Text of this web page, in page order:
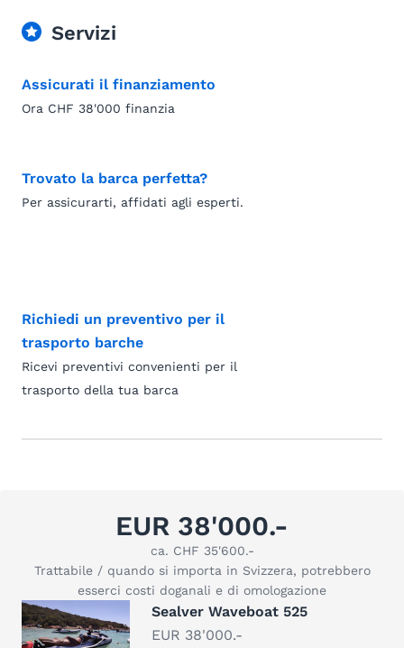
Servizi
Assicurati il finanziamento
Ora CHF 38'000 finanzia
Trovato la barca perfetta?
Per assicurarti, affidati agli esperti.
Richiedi un preventivo per il
trasporto barche
Ricevi preventivi convenienti per il
trasporto della tua barca
EUR 38'000.-
ca. CHF 35'600.-
Trattabile / quando si importa in Svizzera, potrebbero
esserci costi doganali e di omologazione
Sealver Waveboat 525
EUR 38'000.-